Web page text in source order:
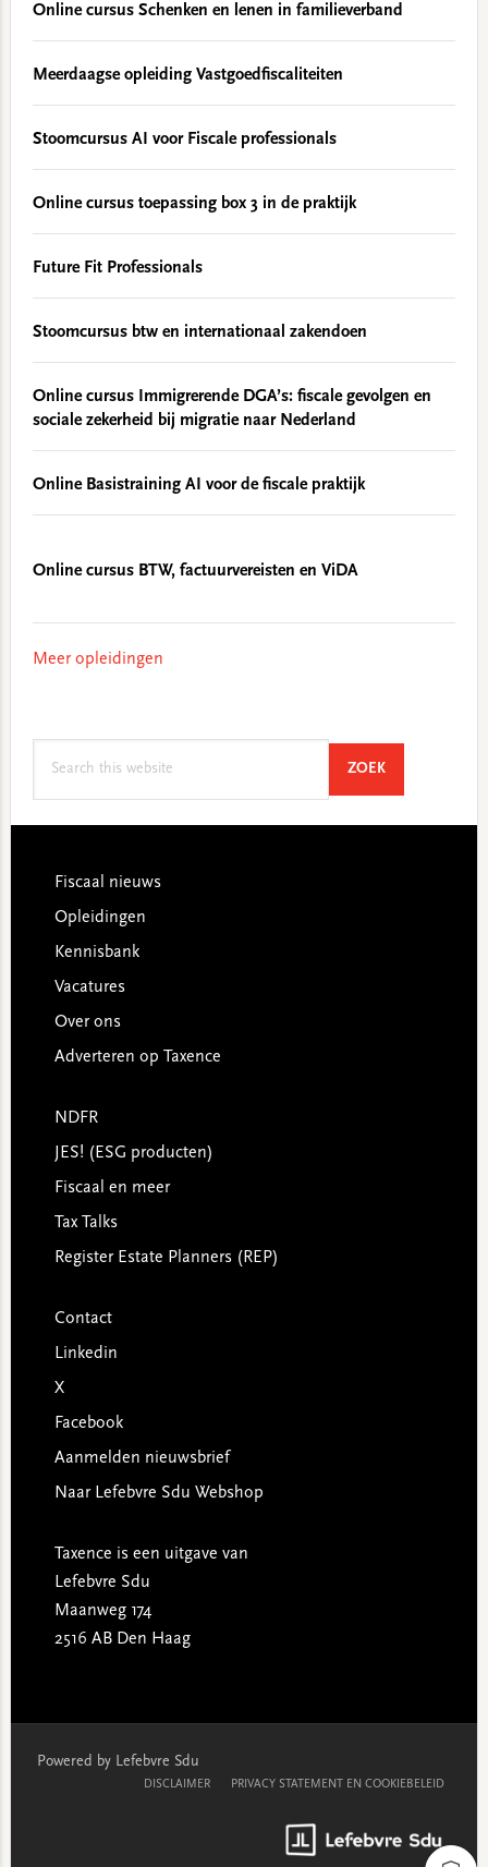
Online cursus Schenken en lenen in familieverband
Meerdaagse opleiding Vastgoedfiscaliteiten
Stoomcursus AI voor Fiscale professionals
Online cursus toepassing box 3 in de praktijk
Future Fit Professionals
Stoomcursus btw en internationaal zakendoen
Online cursus Immigrerende DGA’s: fiscale gevolgen en
sociale zekerheid bij migratie naar Nederland
Online Basistraining AI voor de fiscale praktijk
Online cursus BTW, factuurvereisten en ViDA
Meer opleidingen
ZOEKSEARCH
Footer
Fiscaal nieuws
Opleidingen
Kennisbank
Vacatures
Over ons
Adverteren op Taxence
NDFR
JES! (ESG producten)
Fiscaal en meer
Tax Talks
Register Estate Planners (REP)
Contact
Linkedin
X
Facebook
Aanmelden nieuwsbrief
Naar Lefebvre Sdu Webshop
Taxence is een uitgave van
Lefebvre Sdu
Maanweg 174
2516 AB Den Haag
Powered by Lefebvre Sdu
DISCLAIMER PRIVACY STATEMENT EN COOKIEBELEID